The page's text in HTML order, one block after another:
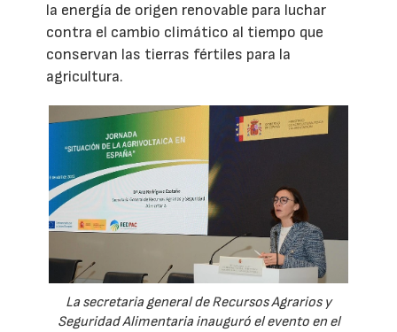
la energía de origen renovable para luchar
contra el cambio climático al tiempo que
conservan las tierras fértiles para la
agricultura.
La secretaria general de Recursos Agrarios y
Seguridad Alimentaria inauguró el evento en el